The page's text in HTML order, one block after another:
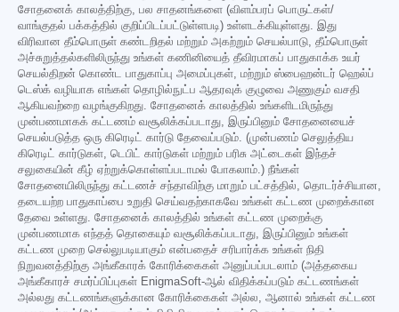
சோதனைக் காலத்திற்கு, பல சாதனங்களை (விளம்பரப் பொருட்கள்/
வாங்குதல் பக்கத்தில் குறிப்பிடப்பட்டுள்ளபடி) உள்ளடக்கியுள்ளது. இது
விரிவான தீம்பொருள் கண்டறிதல் மற்றும் அகற்றும் செயல்பாடு, தீம்பொருள்
அச்சுறுத்தல்களிலிருந்து உங்கள் கணினியைத் தீவிரமாகப் பாதுகாக்க உயர்
செயல்திறன் கொண்ட பாதுகாப்பு அமைப்புகள், மற்றும் ஸ்பைஹன்டர் ஹெல்ப்
டெஸ்க் வழியாக எங்கள் தொழில்நுட்ப ஆதரவுக் குழுவை அணுகும் வசதி
ஆகியவற்றை வழங்குகிறது. சோதனைக் காலத்தில் உங்களிடமிருந்து
முன்பணமாகக் கட்டணம் வசூலிக்கப்படாது, இருப்பினும் சோதனையைச்
செயல்படுத்த ஒரு கிரெடிட் கார்டு தேவைப்படும். (முன்பணம் செலுத்திய
கிரெடிட் கார்டுகள், டெபிட் கார்டுகள் மற்றும் பரிசு அட்டைகள் இந்தச்
சலுகையின் கீழ் ஏற்றுக்கொள்ளப்படாமல் போகலாம்.) நீங்கள்
சோதனையிலிருந்து கட்டணச் சந்தாவிற்கு மாறும் பட்சத்தில், தொடர்ச்சியான,
தடையற்ற பாதுகாப்பை உறுதி செய்வதற்காகவே உங்கள் கட்டண முறைக்கான
தேவை உள்ளது. சோதனைக் காலத்தில் உங்கள் கட்டண முறைக்கு
முன்பணமாக எந்தத் தொகையும் வசூலிக்கப்படாது, இருப்பினும் உங்கள்
கட்டண முறை செல்லுபடியாகும் என்பதைச் சரிபார்க்க உங்கள் நிதி
நிறுவனத்திற்கு அங்கீகாரக் கோரிக்கைகள் அனுப்பப்படலாம் (அத்தகைய
அங்கீகாரச் சமர்ப்பிப்புகள் EnigmaSoft-ஆல் விதிக்கப்படும் கட்டணங்கள்
அல்லது கட்டணங்களுக்கான கோரிக்கைகள் அல்ல, ஆனால் உங்கள் கட்டண